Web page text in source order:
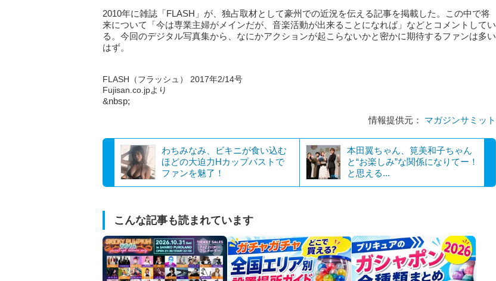
2010年に雑誌「FLASH」が、独占取材として豪州での近況を伝える記事を掲載した。この中で将
来について「今は専業主婦がメインだが、音楽活動が出来ることになれば」などとコメントしてい
る。今回のデジタル写真集から、なにかアクションが起こらないかと密かに期待するファンは多い
はず。
FLASH（フラッシュ） 2017年2/14号
Fujisan.co.jpより
&nbsp;
情報提供元： マガジンサミット
わちみなみ、ビキニが食い込む
ほどの大迫力Hカップバストで
ファンを魅了！
本田翼ちゃん、筧美和子ちゃん
と“お楽しみ”な関係になりてー！
と思える...
こんな記事も読まれています